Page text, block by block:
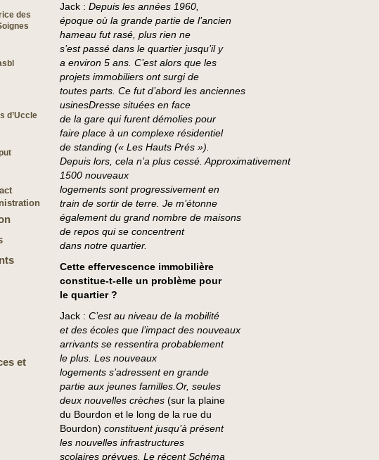
des
d’Uccle
et
Jack : Depuis les années 1960,
époque où la grande partie de l’ancien
hameau fut rasé, plus rien ne
s’est passé dans le quartier jusqu’il y
a environ 5 ans. C’est alors que les
projets immobiliers ont surgi de
toutes parts. Ce fut d’abord les anciennes
usinesDresse situées en face
de la gare qui furent démolies pour
faire place à un complexe résidentiel
de standing (« Les Hauts Prés »).
Depuis lors, cela n’a plus cessé. Approximativement
1500 nouveaux
logements sont progressivement en
train de sortir de terre. Je m’étonne
également du grand nombre de maisons
de repos qui se concentrent
dans notre quartier.
Cette effervescence immobilière
constitue-t-elle un problème pour
le quartier ?
Jack : C’est au niveau de la mobilité
et des écoles que l’impact des nouveaux
arrivants se ressentira probablement
le plus. Les nouveaux
logements s’adressent en grande
partie aux jeunes familles.Or, seules
deux nouvelles crèches (sur la plaine
du Bourdon et le long de la rue du
Bourdon) constituent jusqu’à présent
les nouvelles infrastructures
scolaires prévues. Le récent Schéma